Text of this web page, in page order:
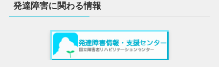
発達障害に関わる情報